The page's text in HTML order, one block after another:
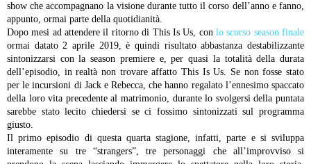
show che accompagnano la visione durante tutto il corso dell’anno e fanno,
appunto, ormai parte della quotidianità.
Dopo mesi ad attendere il ritorno di This Is Us, con lo scorso season finale
ormai datato 2 aprile 2019, è quindi risultato abbastanza destabilizzante
sintonizzarsi con la season premiere e, per quasi la totalità della durata
dell’episodio, in realtà non trovare affatto This Is Us. Se non fosse stato
per le incursioni di Jack e Rebecca, che hanno regalato l’ennesimo spaccato
della loro vita precedente al matrimonio, durante lo svolgersi della puntata
sarebbe stato lecito chiedersi se ci fossimo sintonizzati sul programma
giusto.
Il primo episodio di questa quarta stagione, infatti, parte e si sviluppa
interamente su tre “strangers”, tre personaggi che all’improvviso si